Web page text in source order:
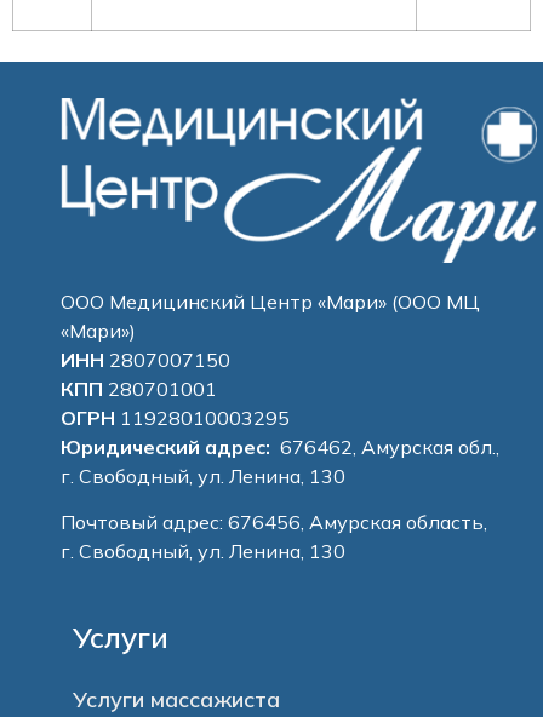
ООО Медицинский Центр «Мари» (ООО МЦ
«Мари»)
ИНН 2807007150
КПП 280701001
ОГРН 11928010003295
Юридический адрес: 676462, Амурская обл.,
г. Свободный, ул. Ленина, 130
Почтовый адрес: 676456, Амурская область,
г. Свободный, ул. Ленина, 130
Услуги
Услуги массажиста